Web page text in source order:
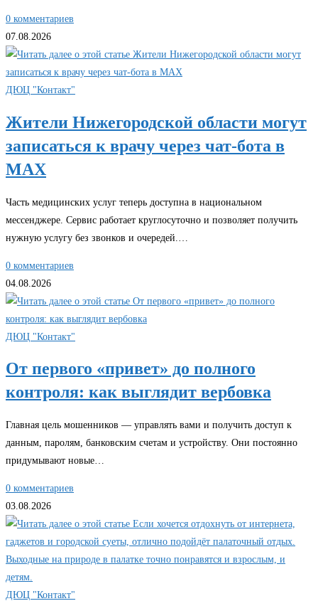
0 комментариев
07.08.2026
ДЮЦ "Контакт"
Жители Нижегородской области могут
записаться к врачу через чат-бота в
MAX
Часть медицинских услуг теперь доступна в национальном
мессенджере. Сервис работает круглосуточно и позволяет получить
нужную услугу без звонков и очередей.…
0 комментариев
04.08.2026
ДЮЦ "Контакт"
От первого «привет» до полного
контроля: как выглядит вербовка
Главная цель мошенников — управлять вами и получить доступ к
данным, паролям, банковским счетам и устройству. Они постоянно
придумывают новые…
0 комментариев
03.08.2026
ДЮЦ "Контакт"